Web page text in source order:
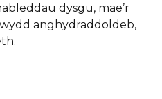
dysgu, mae’r
anghydraddoldeb,